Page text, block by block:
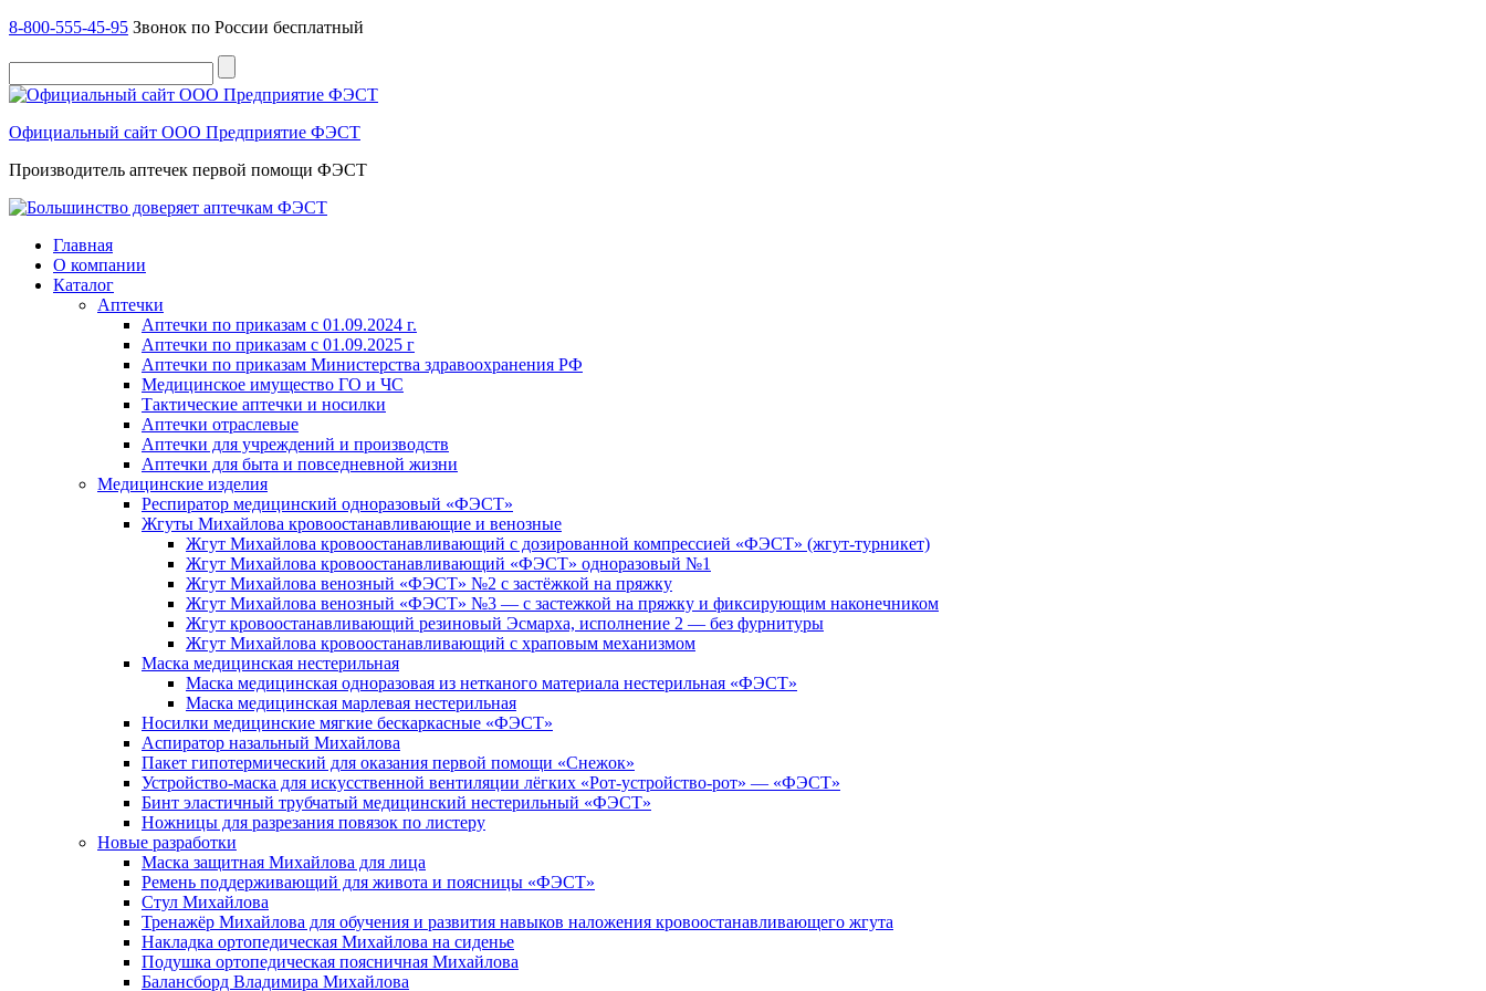
8-800-555-45-95 Звонок по России бесплатный
Официальный сайт ООО Предприятие ФЭСТ
Производитель аптечек первой помощи ФЭСТ
Главная
О компании
Каталог
Аптечки
Аптечки по приказам с 01.09.2024 г.
Аптечки по приказам с 01.09.2025 г
Аптечки по приказам Министерства здравоохранения РФ
Медицинское имущество ГО и ЧС
Тактические аптечки и носилки
Аптечки отраслевые
Аптечки для учреждений и производств
Аптечки для быта и повседневной жизни
Медицинские изделия
Респиратор медицинский одноразовый «ФЭСТ»
Жгуты Михайлова кровоостанавливающие и венозные
Жгут Михайлова кровоостанавливающий с дозированной компрессией «ФЭСТ» (жгут-турникет)
Жгут Михайлова кровоостанавливающий «ФЭСТ» одноразовый №1
Жгут Михайлова венозный «ФЭСТ» №2 с застёжкой на пряжку
Жгут Михайлова венозный «ФЭСТ» №3 — с застежкой на пряжку и фиксирующим наконечником
Жгут кровоостанавливающий резиновый Эсмарха, исполнение 2 — без фурнитуры
Жгут Михайлова кровоостанавливающий с храповым механизмом
Маска медицинская нестерильная
Маска медицинская одноразовая из нетканого материала нестерильная «ФЭСТ»
Маска медицинская марлевая нестерильная
Носилки медицинские мягкие бескаркасные «ФЭСТ»
Аспиратор назальный Михайлова
Пакет гипотермический для оказания первой помощи «Снежок»
Устройство-маска для искусственной вентиляции лёгких «Рот-устройство-рот» — «ФЭСТ»
Бинт эластичный трубчатый медицинский нестерильный «ФЭСТ»
Ножницы для разрезания повязок по листеру
Новые разработки
Маска защитная Михайлова для лица
Ремень поддерживающий для живота и поясницы «ФЭСТ»
Стул Михайлова
Тренажёр Михайлова для обучения и развития навыков наложения кровоостанавливающего жгута
Накладка ортопедическая Михайлова на сиденье
Подушка ортопедическая поясничная Михайлова
Балансборд Владимира Михайлова